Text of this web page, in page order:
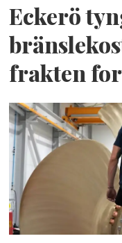
Eckerö
frakten